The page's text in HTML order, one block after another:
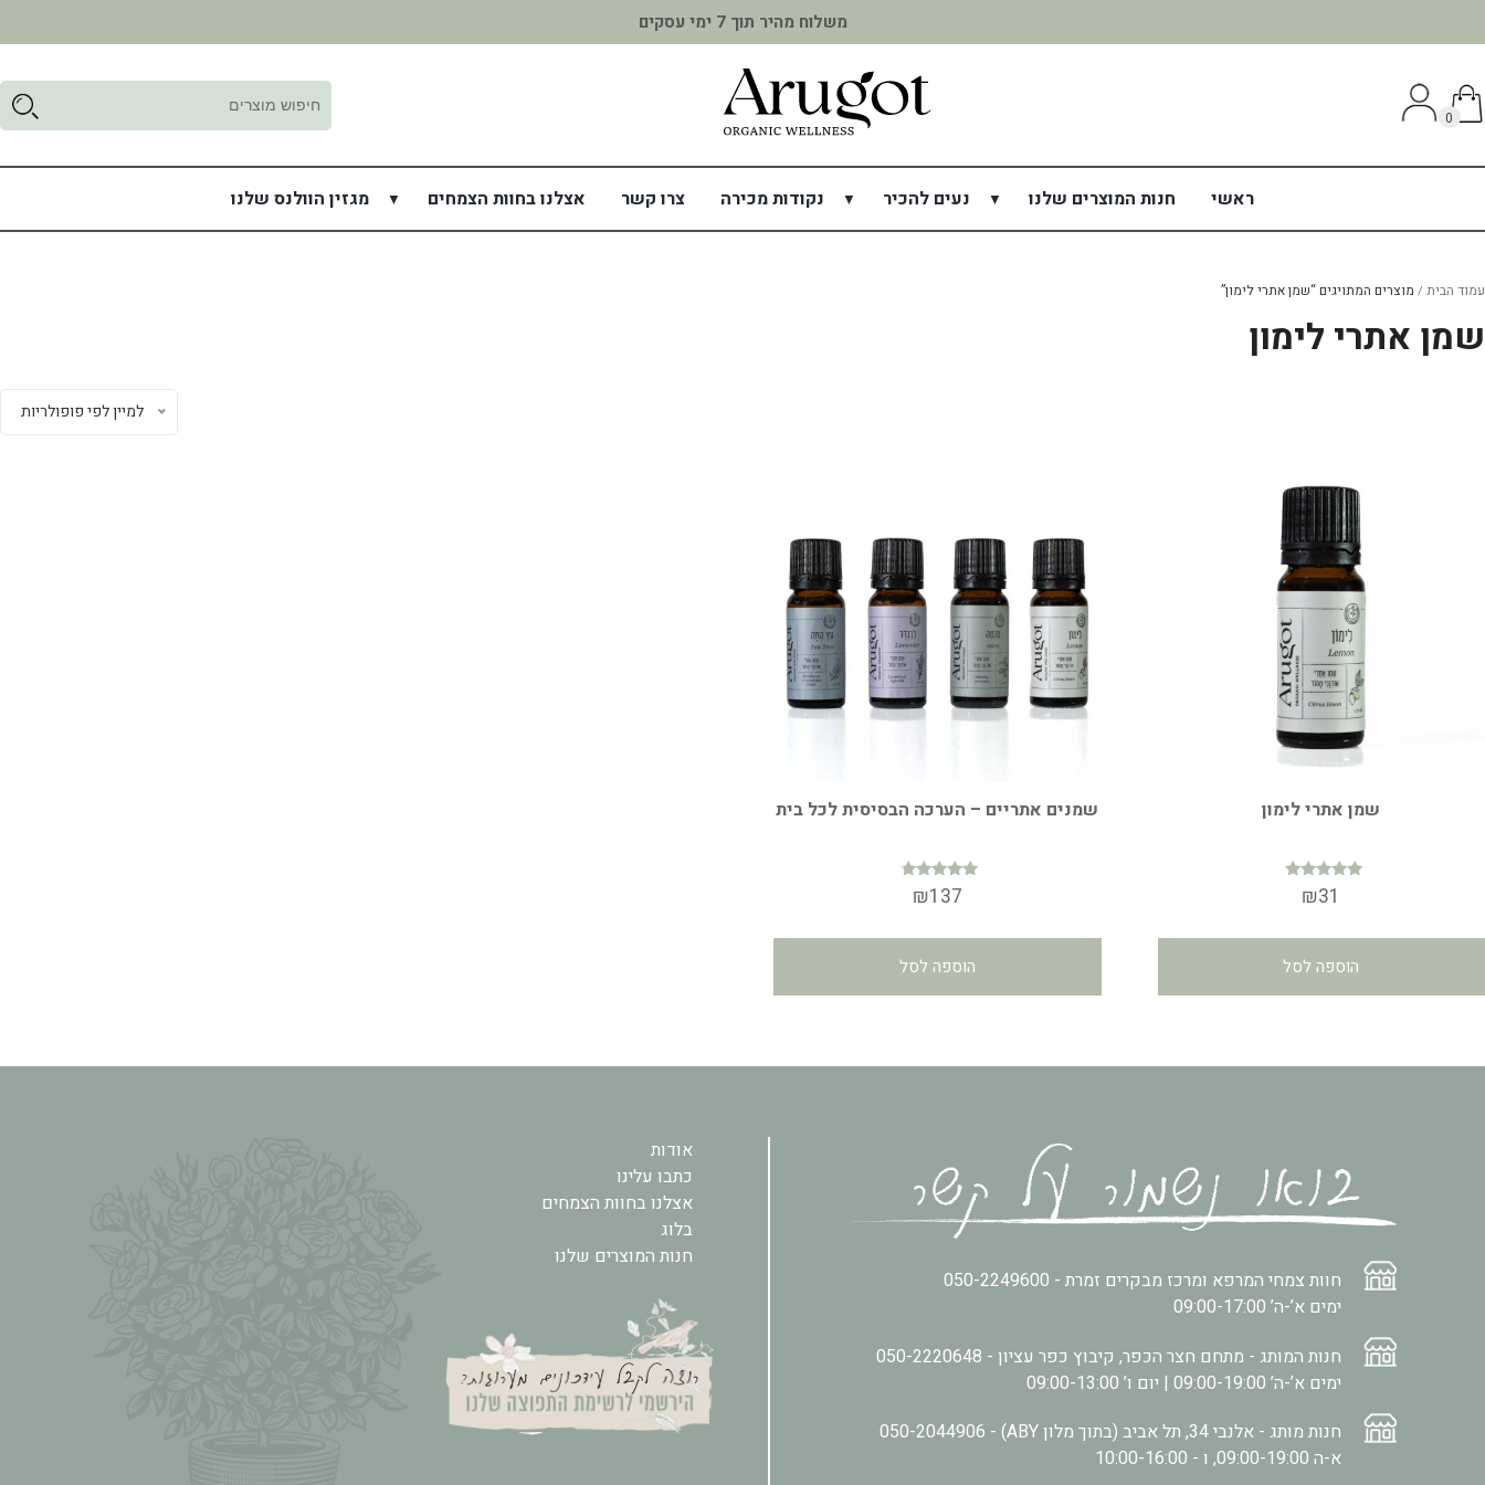
משלוח מהיר תוך 7 ימי עסקים
0
ראשי חנות המוצרים שלנו נעים להכיר נקודות מכירה צרו קשר אצלנו בחוות הצמחים מגזין הוולנס שלנו
עמוד הבית מוצרים המתויגים “שמן אתרי לימון”
שמן אתרי לימון
למיין לפי פופולריות
שמן אתרי לימון
דורג
5.00
₪31
הוספה לסל
שמנים אתריים – הערכה הבסיסית לכל בית
דורג
4.54
₪137
הוספה לסל
חוות צמחי המרפא ומרכז מבקרים זמרת - 050-2249600
ימים א’-ה’ 09:00-17:00
חנות המותג - מתחם חצר הכפר, קיבוץ כפר עציון - 050-2220648
ימים א’-ה’ 09:00-19:00 | יום ו’ 09:00-13:00
חנות מותג - אלנבי 34, תל אביב (בתוך מלון ABY) -
050-2044906
א-ה 09:00-19:00, ו - 10:00-16:00
אודות
כתבו עלינו
אצלנו בחוות הצמחים
בלוג
חנות המוצרים שלנו